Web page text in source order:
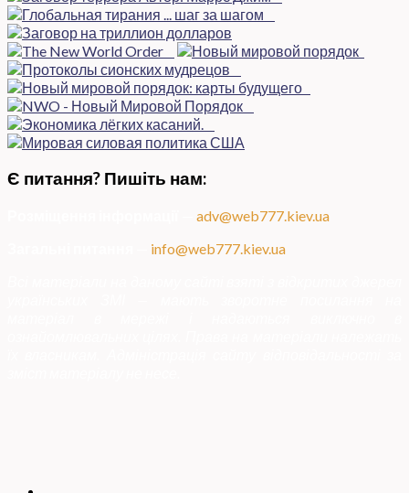
Є питання? Пишіть нам:
adv@web777.kiev.ua
info@web777.kiev.ua